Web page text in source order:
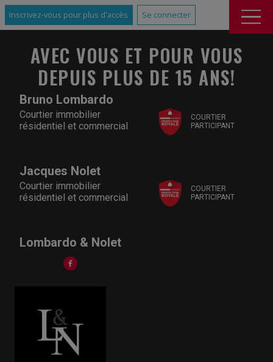
Inscrivez-vous pour plus d'accès Se connecter
Bruno Lombardo
Courtier immobilier
résidentiel et commercial
COURTIER
PARTICIPANT
Jacques Nolet
Courtier immobilier
résidentiel et commercial
COURTIER
PARTICIPANT
Lombardo & Nolet
AVEC VOUS ET POUR VOUS
DEPUIS PLUS DE 15 ANS!